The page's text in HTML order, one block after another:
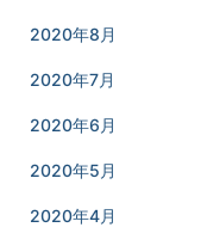
2020年8月
2020年7月
2020年6月
2020年5月
2020年4月